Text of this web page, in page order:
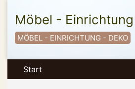
Möbel -
MÖBEL - EINRICHTUNG - DEKO
Start